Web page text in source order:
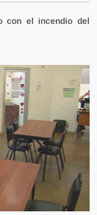
con el incendio del